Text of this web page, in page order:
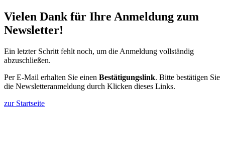
Vielen Dank für Ihre Anmeldung zum
Newsletter!
Ein letzter Schritt fehlt noch, um die Anmeldung vollständig
abzuschließen.
Per E-Mail erhalten Sie einen Bestätigungslink. Bitte bestätigen Sie
die Newsletteranmeldung durch Klicken dieses Links.
zur Startseite